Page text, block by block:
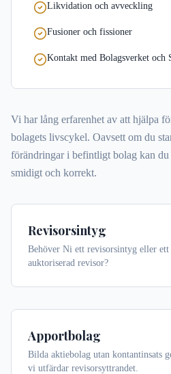
Likvidation och avveckling
Fusioner och fissioner
Kontakt med Bolagsverket och
Vi har lång erfarenhet av att hjälpa
bolagets livscykel. Oavsett om du
förändringar i befintligt bolag kan
smidigt och korrekt.
Revisorsintyg
Behöver Ni ett revisorsintyg eller
auktoriserad revisor?
Apportbolag
Bilda aktiebolag utan kontantinsats
vi utfärdar revisorsyttrandet.